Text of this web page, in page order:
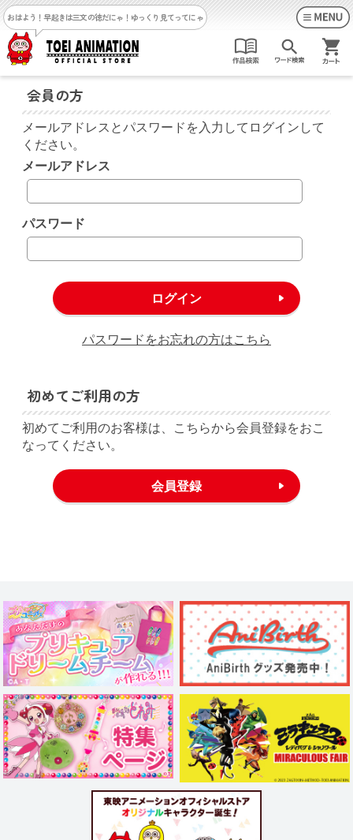
おはよう！早起きは三文の徳だにゃ！ ゆっくり見てってにゃ
会員の方
メールアドレスとパスワードを入力してログインして
ください。
メールアドレス
パスワード
パスワードをお忘れの方はこちら
初めてご利用の方
初めてご利用のお客様は、こちらから会員登録をおこ
なってください。